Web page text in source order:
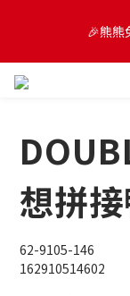
🎉熊熊
😍FUN暑假！童裝
想拼
62-9105-146
162910514602